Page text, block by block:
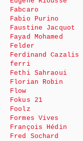
Fabcaro
Fabio Purino
Faustine Jacquot
Fayad Mohamed
Felder
Ferdinand Cazalis
ferri
Fethi Sahraoui
Florian Robin
Flow
Fokus 21
Foolz
Formes Vives
François Hédin
Fred Sochard